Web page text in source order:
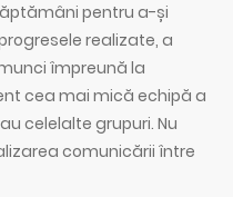
pentru a-și
realizate, a
împreună la
cea mai mică echipă a
celelalte grupuri. Nu
comunicării între